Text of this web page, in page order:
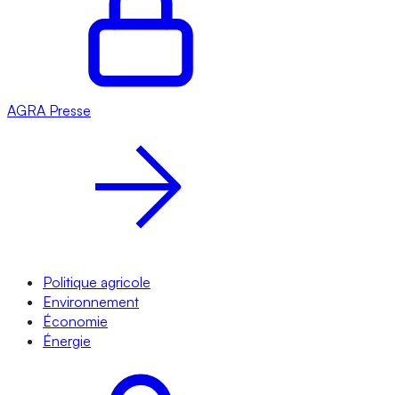
AGRA Presse
Politique agricole
Environnement
Économie
Énergie